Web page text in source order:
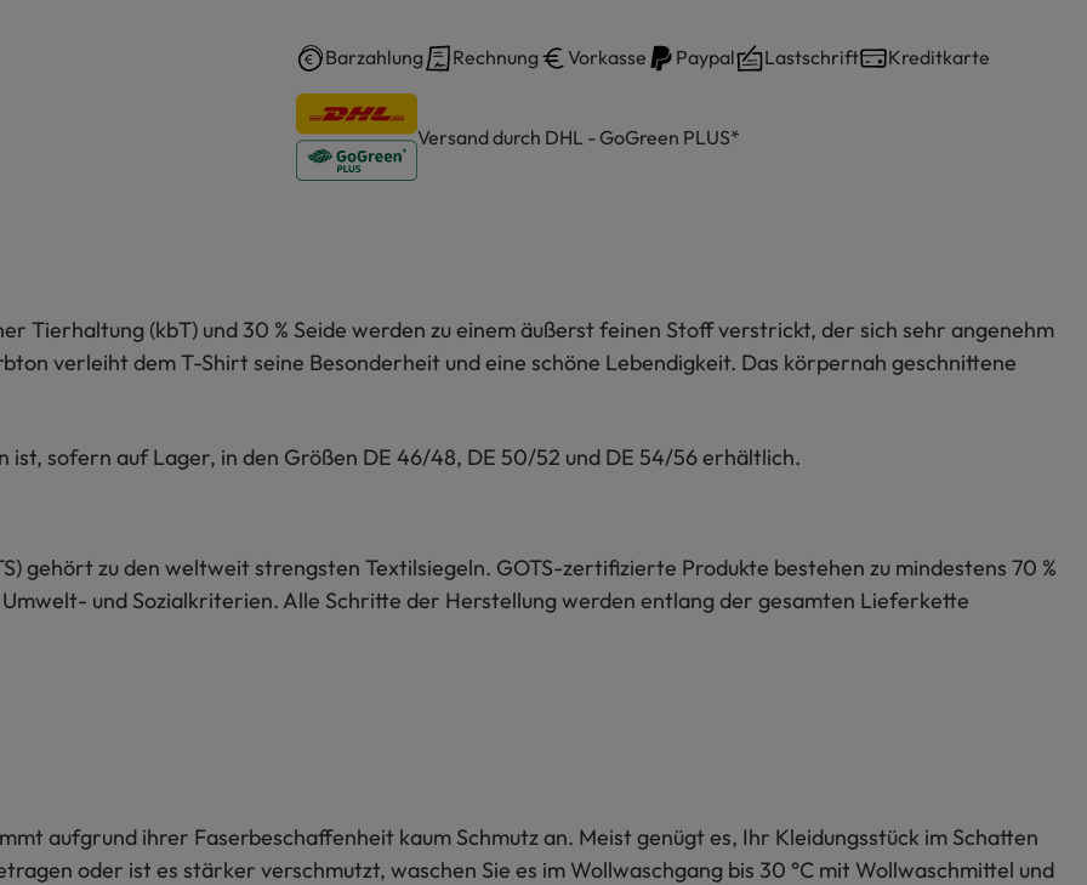
Barzahlung Rechnung Vorkasse Paypal Lastschrift Kreditkarte
Versand durch DHL - GoGreen PLUS*
Tierhaltung (kbT) und 30 % Seide werden zu einem äußerst feinen Stoff verstrickt, der sich sehr angenehm
verleiht dem T-Shirt seine Besonderheit und eine schöne Lebendigkeit. Das körpernah geschnittene
sofern auf Lager, in den Größen DE 46/48, DE 50/52 und DE 54/56 erhältlich.
gehört zu den weltweit strengsten Textilsiegeln. GOTS-zertifizierte Produkte bestehen zu mindestens 70 %
und Sozialkriterien. Alle Schritte der Herstellung werden entlang der gesamten Lieferkette
aufgrund ihrer Faserbeschaffenheit kaum Schmutz an. Meist genügt es, Ihr Kleidungsstück im Schatten
oder ist es stärker verschmutzt, waschen Sie es im Wollwaschgang bis 30 °C mit Wollwaschmittel und